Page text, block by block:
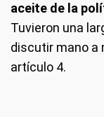
aceite de la
Tuvieron una
discutir mano a
artículo 4.